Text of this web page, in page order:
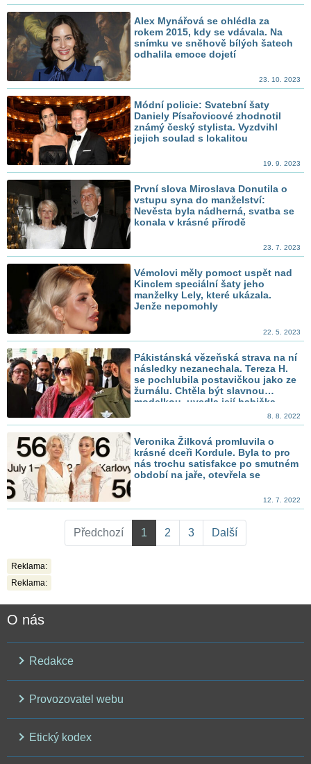
Alex Mynářová se ohlédla za
rokem 2015, kdy se vdávala. Na
snímku ve sněhově bílých šatech
odhalila emoce dojetí
23. 10. 2023
Módní policie: Svatební šaty
Daniely Písařovicové zhodnotil
známý český stylista. Vyzdvihl
jejich soulad s lokalitou
19. 9. 2023
První slova Miroslava Donutila o
vstupu syna do manželství:
Nevěsta byla nádherná, svatba se
konala v krásné přírodě
23. 7. 2023
Vémolovi měly pomoct uspět nad
Kinclem speciální šaty jeho
manželky Lely, které ukázala.
Jenže nepomohly
22. 5. 2023
Pákistánská vězeňská strava na ní
následky nezanechala. Tereza H.
se pochlubila postavičkou jako ze
žurnálu. Chtěla být slavnou
modelkou, uvedla její babička
8. 8. 2022
Veronika Žilková promluvila o
krásné dceři Kordule. Byla to pro
nás trochu satisfakce po smutném
období na jaře, otevřela se
12. 7. 2022
Předchozí 1 2 3 Další
Reklama:
Reklama:
O nás
Redakce
Provozovatel webu
Etický kodex